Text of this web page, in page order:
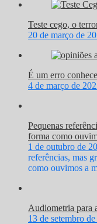
Teste cego, o
20 de março de
É um erro
4 de março de
Pequenas
forma como
1 de outubro de
referências, mas
como ouvimos a
Audiometria para
13 de setembro de